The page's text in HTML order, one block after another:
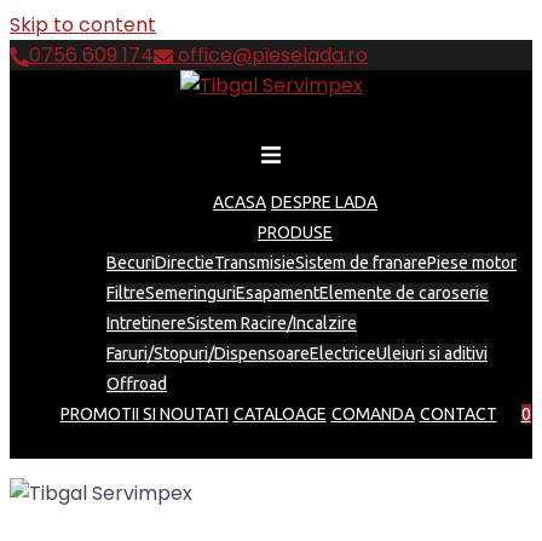
Skip to content
0756 609 174
office@pieselada.ro
ACASA DESPRE LADA
PRODUSE
BecuriDirectieTransmisieSistem de franarePiese motor
FiltreSemeringuriEsapamentElemente de caroserie
IntretinereSistem Racire/Incalzire
Faruri/Stopuri/DispensoareElectriceUleiuri si aditivi
Offroad
PROMOTII SI NOUTATI CATALOAGE COMANDA CONTACT 0